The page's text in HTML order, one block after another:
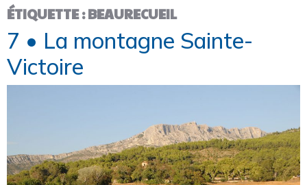
ÉTIQUETTE :BEAURECUEIL
7 • La montagne Sainte-
Victoire